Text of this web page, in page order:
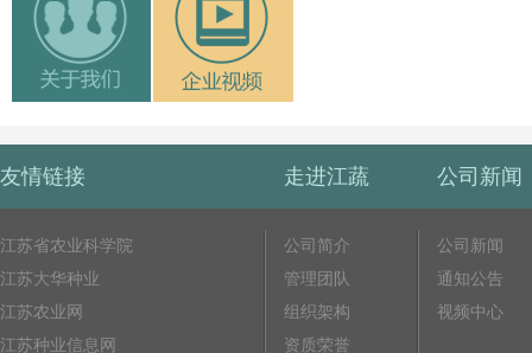
友情链接 走进江蔬 公司新闻
江苏省农业科学院
江苏大华种业
江苏农业网
江苏种业信息网
公司简介
管理团队
组织架构
资质荣誉
公司新闻
通知公告
视频中心